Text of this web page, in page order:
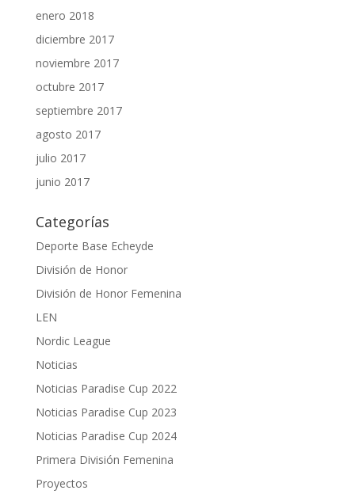
enero 2018
diciembre 2017
noviembre 2017
octubre 2017
septiembre 2017
agosto 2017
julio 2017
junio 2017
Categorías
Deporte Base Echeyde
División de Honor
División de Honor Femenina
LEN
Nordic League
Noticias
Noticias Paradise Cup 2022
Noticias Paradise Cup 2023
Noticias Paradise Cup 2024
Primera División Femenina
Proyectos